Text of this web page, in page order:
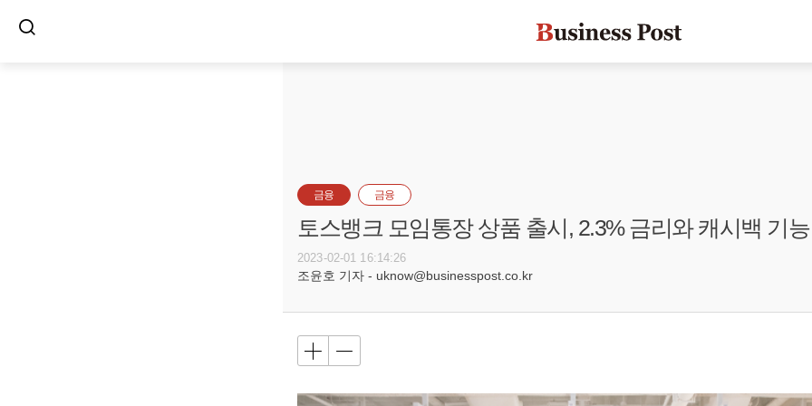
금융 금융
토스뱅크 모임통장 상품 출시, 2.3% 금리와 캐시백 기
2023-02-01 16:14:26
조윤호 기자 - uknow@businesspost.co.kr